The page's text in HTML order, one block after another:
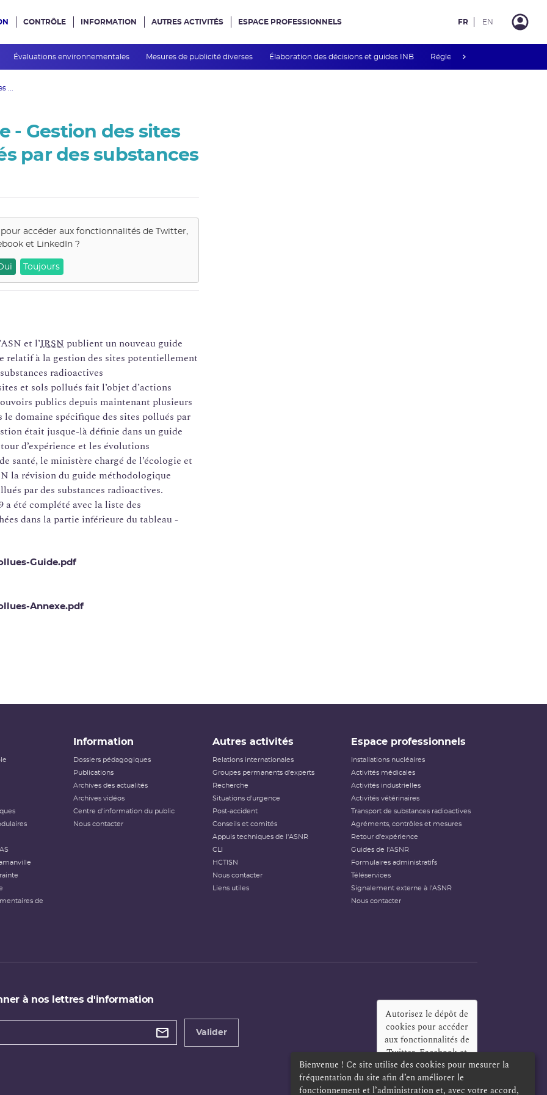
site
Évaluations environnementales Mesures de publicité diverses Élaboration des décisions et guides INB Réglementation associée
CONTRÔLE INFORMATION AUTRES ACTIVITÉS ESPACE PROFESSIONNELS FR EN
...
- Gestion des sites
par des substances
accéder aux fonctionnalités de
Twitter,
et LinkedIn?
Toujours
et l’IRSN publient un nouveau guide
relatif à la gestion des sites potentiellement
radioactives
et sols pollués fait l’objet d’actions
publics depuis maintenant plusieurs
le domaine spécifique des sites pollués par
était jusque-là définie dans un guide
d’expérience et les évolutions
santé, le ministère chargé de l’écologie et
la révision du guide méthodologique
par des substances radioactives.
a été complété avec la liste des
dans la partie inférieure du tableau -
Guide.pdf
Annexe.pdf
de
Information
Dossiers pédagogiques
Publications
Archives des actualités
Archives vidéos
Centre d'information du public
Nous contacter
Autres activités
Relations internationales
Groupes permanents d'experts
Recherche
Situations d'urgence
Post-accident
Conseils et comités
Appuis techniques de l'ASNR
CLI
HCTISN
Nous contacter
Liens utiles
Espace professionnels
Installations nucléaires
Activités médicales
Activités industrielles
Activités vétérinaires
Transport de substances radioactives
Agréments, contrôles et mesures
Retour d'expérience
Guides de l'ASNR
Formulaires administratifs
Téléservices
Signalement externe à l'ASNR
Nous contacter
à nos lettres d'information
Valider
Autorisez le dépôt de
cookies pour accéder
aux fonctionnalités de
Twitter, Facebook et
LinkedIn?
Oui
Toujours
Bienvenue ! Ce site utilise des cookies pour mesurer la
fréquentation du site afin d’en améliorer le
fonctionnement et l’administration et, avec votre accord,